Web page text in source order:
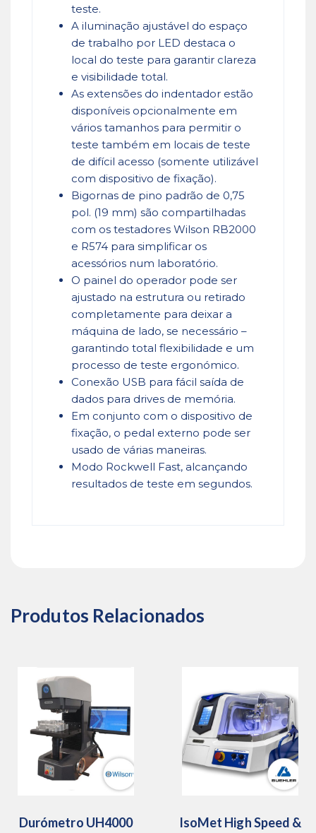
teste.
A iluminação ajustável do espaço
de trabalho por LED destaca o
local do teste para garantir clareza
e visibilidade total.
As extensões do indentador estão
disponíveis opcionalmente em
vários tamanhos para permitir o
teste também em locais de teste
de difícil acesso (somente utilizável
com dispositivo de fixação).
Bigornas de pino padrão de 0,75
pol. (19 mm) são compartilhadas
com os testadores Wilson RB2000
e R574 para simplificar os
acessórios num laboratório.
O painel do operador pode ser
ajustado na estrutura ou retirado
completamente para deixar a
máquina de lado, se necessário –
garantindo total flexibilidade e um
processo de teste ergonómico.
Conexão USB para fácil saída de
dados para drives de memória.
Em conjunto com o dispositivo de
fixação, o pedal externo pode ser
usado de várias maneiras.
Modo Rockwell Fast, alcançando
resultados de teste em segundos.
Produtos Relacionados
Durómetro UH4000
IsoMet High Speed &